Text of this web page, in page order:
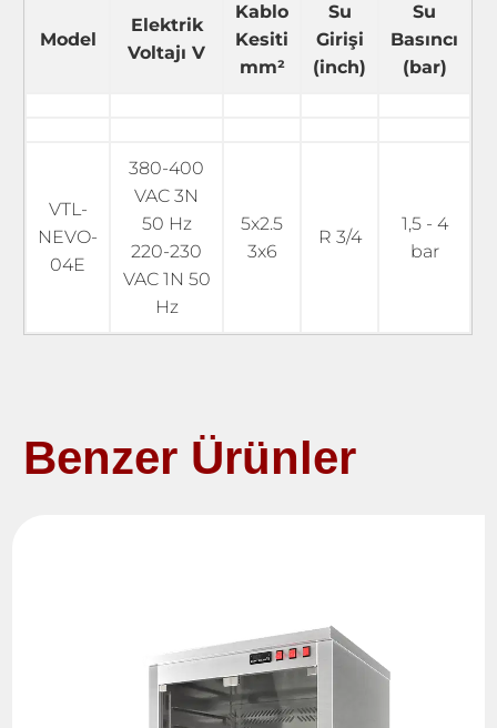
Model
Elektrik
Voltajı V
Kablo
Kesiti
mm²
Su
Girişi
(inch)
Su
Basıncı
(bar)
VTL-
NEVO-
04E
380-400
VAC 3N
50 Hz
220-230
VAC 1N 50
Hz
5x2.5
3x6
R 3/4
1,5 - 4
bar
Benzer Ürünler